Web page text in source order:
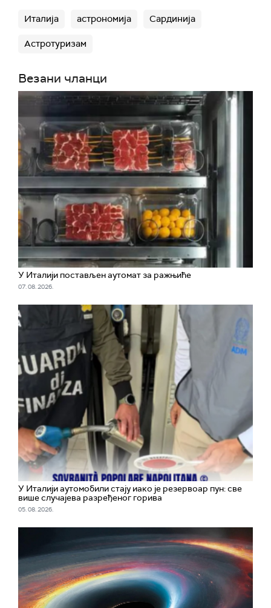
Италија астрономија Сардинија
Астротуризам
Везани чланци
У Италији постављен аутомат за ражњиће
07. 08. 2026.
У Италији аутомобили стају иако је резервоар пун: све
више случајева разређеног горива
05. 08. 2026.